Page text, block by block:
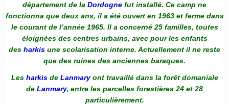
département de la Dordogne fut installé. Ce camp ne
fonctionna que deux ans, il a été ouvert en 1963 et ferme dans
le courant de l’année 1965. Il a concerné 25 familles, toutes
éloignées des centres urbains, avec pour les enfants
des harkis une scolarisation interne. Actuellement il ne reste
que des ruines des anciennes baraques.
Les harkis de Lanmaryont travaillé dans la forêt domaniale
de Lanmary, entre les parcelles forestières 24 et 28
particulièrement.